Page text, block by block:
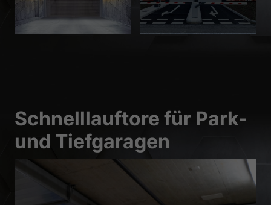
Schnelllauftore für Park-
und Tiefgaragen